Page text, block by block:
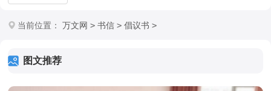
当前位置： 万文网 > 书信 > 倡议书 >
图文推荐